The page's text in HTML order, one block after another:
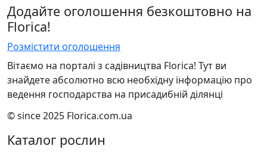
Додайте оголошення безкоштовно на
Florica!
Розмістити оголошення
Вітаємо на порталі з садівництва Florica! Тут ви
знайдете абсолютно всю необхідну інформацію про
ведення господарства на присадибній ділянці
© since 2025 Florica.com.ua
Каталог рослин